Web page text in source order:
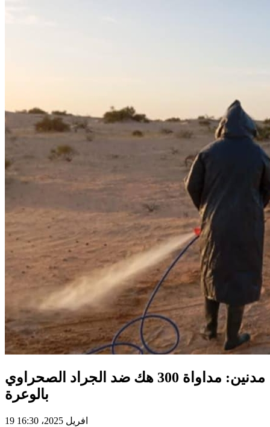
مدنين: مداواة 300 هك ضد الجراد الصحراوي
بالوعرة
19 افريل 2025، 16:30